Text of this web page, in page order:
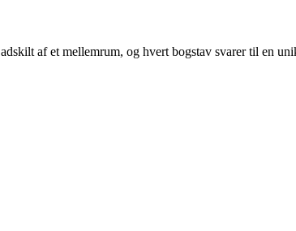
af et mellemrum, og hvert bogstav svarer til en